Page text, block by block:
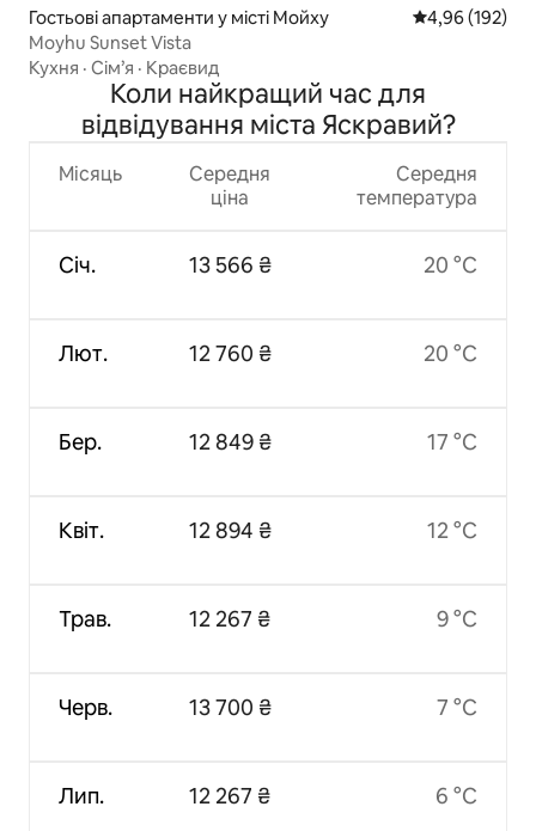
Гостьові апартаменти у місті Мойху Середня
4,96 (192)
Moyhu Sunset Vista
Кухня · Сім’я · Краєвид
Коли найкращий час для
відвідування міста Яскравий?
Місяць
Січ.
Лют.
Бер.
Квіт.
Трав.
Черв.
Лип.
Середня
ціна
13 566 ₴
12 760 ₴
12 849 ₴
12 894 ₴
12 267 ₴
13 700 ₴
12 267 ₴
Середня
температура
20 °C
20 °C
17 °C
12 °C
9 °C
7 °C
6 °C